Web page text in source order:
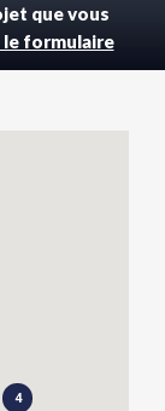
que vous
le formulaire
4